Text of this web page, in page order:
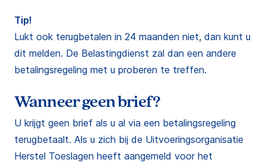
Tip!
Lukt ook terugbetalen in 24 maanden niet, dan kunt u
dit melden. De Belastingdienst zal dan een andere
betalingsregeling met u proberen te treffen.
Wanneer geen brief?
U krijgt geen brief als u al via een betalingsregeling
terugbetaalt. Als u zich bij de Uitvoeringsorganisatie
Herstel Toeslagen heeft aangemeld voor het